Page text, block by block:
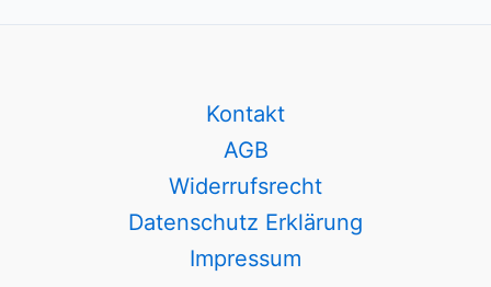
Kontakt
AGB
Widerrufsrecht
Datenschutz Erklärung
Impressum